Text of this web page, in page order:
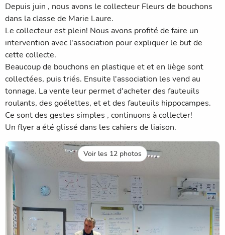
Depuis juin , nous avons le collecteur Fleurs de bouchons
dans la classe de Marie Laure.
Le collecteur est plein! Nous avons profité de faire un
intervention avec l'association pour expliquer le but de
cette collecte.
Beaucoup de bouchons en plastique et et en liège sont
collectées, puis triés. Ensuite l'association les vend au
tonnage. La vente leur permet d'acheter des fauteuils
roulants, des goélettes, et et des fauteuils hippocampes.
Ce sont des gestes simples , continuons à collecter!
Un flyer a été glissé dans les cahiers de liaison.
Voir les 12 photos